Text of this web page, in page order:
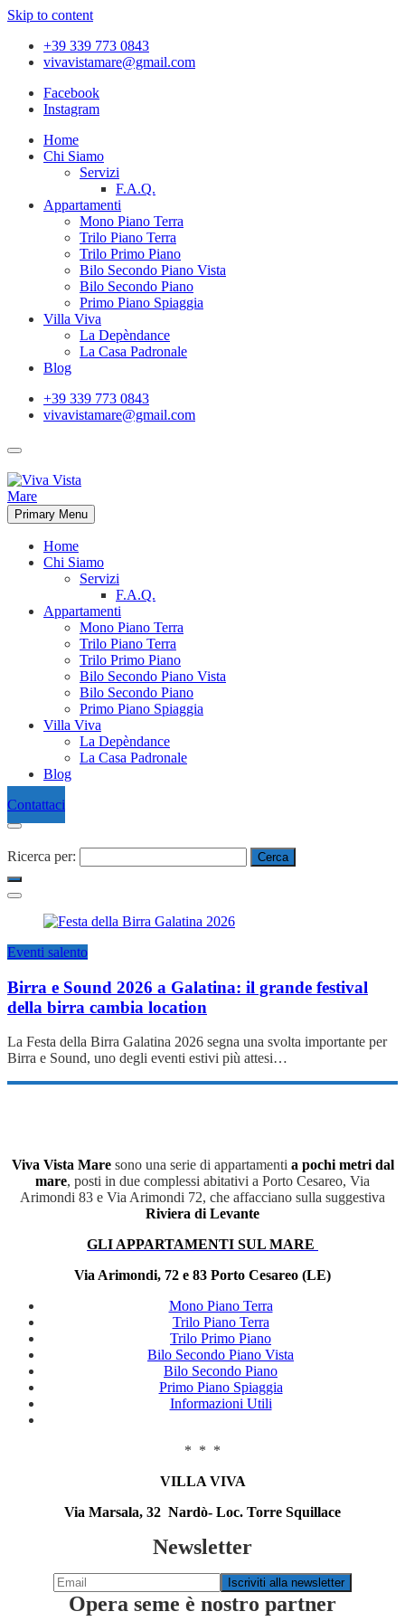
Skip to content
+39 339 773 0843
vivavistamare@gmail.com
Facebook
Instagram
Home
Chi Siamo
Servizi
F.A.Q.
Appartamenti
Mono Piano Terra
Trilo Piano Terra
Trilo Primo Piano
Bilo Secondo Piano Vista
Bilo Secondo Piano
Primo Piano Spiaggia
Villa Viva
La Depèndance
La Casa Padronale
Blog
+39 339 773 0843
vivavistamare@gmail.com
Primary Menu
Home
Chi Siamo
Servizi
F.A.Q.
Appartamenti
Mono Piano Terra
Trilo Piano Terra
Trilo Primo Piano
Bilo Secondo Piano Vista
Bilo Secondo Piano
Primo Piano Spiaggia
Villa Viva
La Depèndance
La Casa Padronale
Blog
Contattaci
Ricerca per:
Eventi salento
Birra e Sound 2026 a Galatina: il grande festival
della birra cambia location
La Festa della Birra Galatina 2026 segna una svolta importante per
Birra e Sound, uno degli eventi estivi più attesi…
Viva Vista Maresono una serie di appartamenti a pochi metri dal
mare, posti in due complessi abitativi a Porto Cesareo, Via
Arimondi 83 e Via Arimondi 72, che affacciano sulla suggestiva
Riviera di Levante
GLI APPARTAMENTI SUL MARE
Via Arimondi, 72 e 83 Porto Cesareo (LE)
Mono Piano Terra
Trilo Piano Terra
Trilo Primo Piano
Bilo Secondo Piano Vista
Bilo Secondo Piano
Primo Piano Spiaggia
Informazioni Utili
* * *
VILLA VIVA
Via Marsala, 32 Nardò- Loc. Torre Squillace
Newsletter
Opera seme è nostro partner